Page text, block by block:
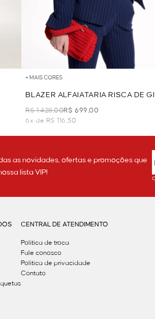
+ MAIS CORES
BLAZER ALFAIATARIA RISCA DE
MARINHO
R$ 1.428,00R$ 699,00
6x de R$ 116,50
as novidades, ofertas e promoções que
lista VIP!
CENTRAL DE ATENDIMENTO
Política de troca
Fale conosco
Politica de privacidade
Contato